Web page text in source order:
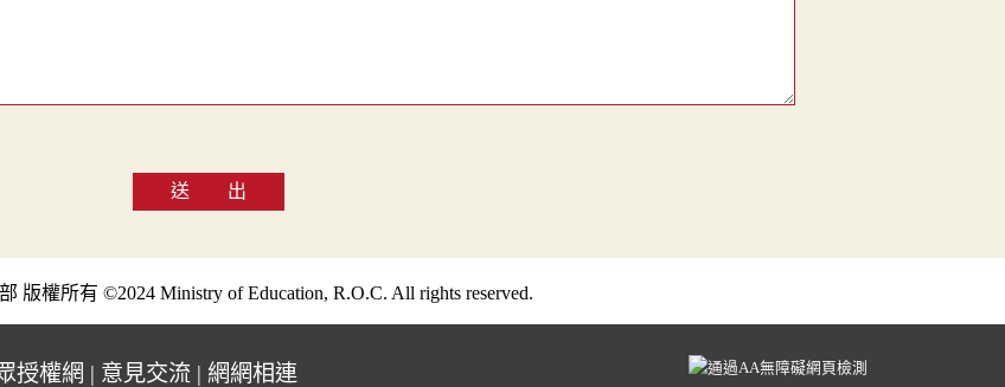
送 出
版權所有 ©2024 Ministry of Education, R.O.C. All rights reserved.
授權網 | 意見交流 | 網網相連